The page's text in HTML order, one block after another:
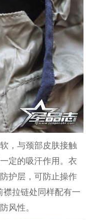
，与颈部皮肤接触
定的吸汗作用。衣
护层，可防止操作
襟拉链处同样配有一
风性。